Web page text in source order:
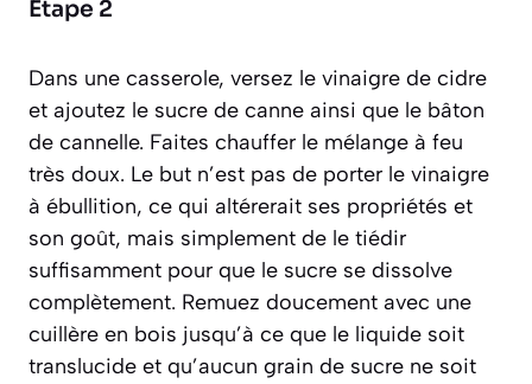
Étape 2
Dans une casserole, versez le vinaigre de cidre
et ajoutez le sucre de canne ainsi que le bâton
de cannelle. Faites chauffer le mélange à feu
très doux. Le but n’est pas de porter le vinaigre
à ébullition, ce qui altérerait ses propriétés et
son goût, mais simplement de le tiédir
suffisamment pour que le sucre se dissolve
complètement. Remuez doucement avec une
cuillère en bois jusqu’à ce que le liquide soit
translucide et qu’aucun grain de sucre ne soit